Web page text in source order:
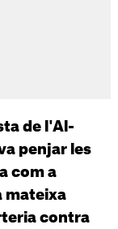
de l'Al-
penjar les
com a
mateixa
contra